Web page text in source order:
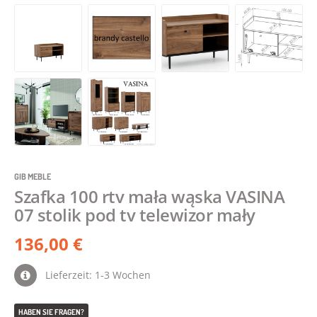
GIB MEBLE
Szafka 100 rtv mała wąska VASINA
07 stolik pod tv telewizor mały
136,00 €
Lieferzeit: 1-3 Wochen
HABEN SIE FRAGEN?